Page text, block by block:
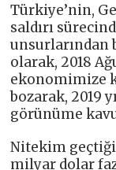
Türkiye’nin,
saldırı
olarak, 2018
ekonomimize
bozarak, 2019
görünüme
Nitekim
milyar dolar